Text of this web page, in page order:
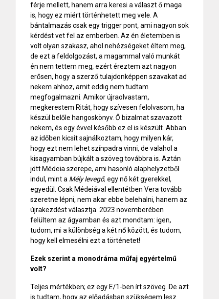
férje mellett, hanem arra keresi a választ ő maga
is, hogy ez miért történhetett meg vele. A
bántalmazás csak egy trigger pont, ami nagyon sok
kérdést vet fel az emberben. Az én életemben is
volt olyan szakasz, ahol nehézségeket éltem meg,
de ezt a feldolgozást, a magammal való munkát
én nem tettem meg, ezért éreztem azt nagyon
erősen, hogy a szerző tulajdonképpen szavakat ad
nekem ahhoz, amit eddig nem tudtam
megfogalmazni. Amikor újraolvastam,
megkerestem Ritát, hogy szívesen felolvasom, ha
készül belőle hangoskönyv. Ő bizalmat szavazott
nekem, és egy évvel később ez el is készült. Abban
az időben kicsit sajnálkoztam, hogy milyen kár,
hogy ezt nem lehet színpadra vinni, de valahol a
kisagyamban bújkált a szöveg továbbra is. Aztán
jött Médeia szerepe, ami hasonló alaphelyzetből
indul, mint a Mély levegő; egy nő két gyerekkel,
egyedül. Csak Médeiával ellentétben Vera tovább
szeretne lépni, nem akar ebbe belehalni, hanem az
újrakezdést választja. 2023 novemberében
felültem az ágyamban és azt mondtam: igen,
tudom, mi a különbség a két nő között, és tudom,
hogy kell elmesélni ezt a történetet!
Ezek szerint a monodráma műfaj egyértelmű
volt?
Teljes mértékben; ez egy E/1-ben írt szöveg. De azt
is tudtam, hogy az előadásban szükségem lesz